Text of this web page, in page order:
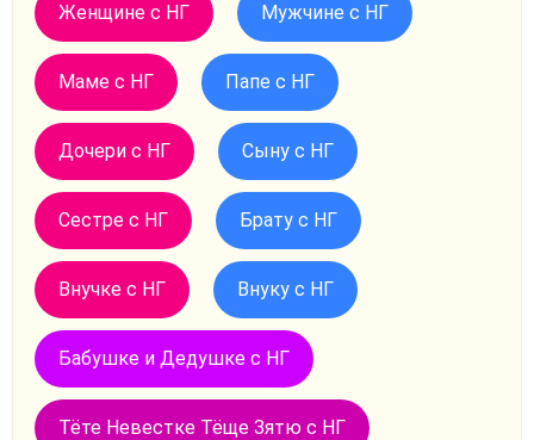
Женщине с НГ Мужчине с НГ
Маме с НГ Папе с НГ
Дочери с НГ Сыну с НГ
Сестре с НГ Брату с НГ
Внучке с НГ Внуку с НГ
Бабушке и Дедушке с НГ
Тёте Невестке Тёще Зятю с НГ